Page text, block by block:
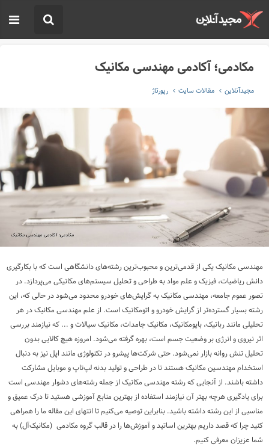
مکادمی؛ آکادمی مهندسی مکانیک
مجیدآنلاین مقالات سایت رپورتاژ
مهندسی مکانیک یکی از قدمی‌ترین و محبوب‌ترین رشته‌های دانشگاهی است که با بکارگیری
دانش ریاضیات، فیزیک و علم مواد به طراحی و تحلیل سیستم‌های مکانیکی می‌پردازد. در
تصور عموم جامعه، مهندسی مکانیک به گرایش‌های خودرو محدود می‌شود در حالی که، این
رشته بسیار گسترده‌تر از گرایش خودرو و اتومکانیک است. از علم مهندسی مکانیک در هر
تحلیلی مانند رباتیک، بایومکانیک، مکانیک جامدات، مکانیک سیالات و ... که نیازمند بررسی
اثر نیروی و انرژی بر وضعیت جسم است، بهره گرفته می‌شود. امروزه هیچ کالایی بدون
تحلیل تنش روانه بازار نمی‌شود. حتی شرکت‌ها پیشرو در تکنولوژی مانند اپل نیز به دنبال
استخدام مهندسین مکانیک هستند تا در طراحی و تولید بدنه لپ‌تاپ و موبایل مشارکت
داشته باشند. از آنجایی که رشته مهندسی مکانیک از جمله رشته‌های دشوار مهندسی است
برای یادگیری هرچه بهتر آن نیازمند استفاده از بهترین منابع آموزشی هستید تا درک عمیق و
مناسبی از این رشته داشته باشید. بنابراین توصیه می‌کنیم تا انتهای این مقاله ما را همراهی
کنید چرا که قصد داریم بهترین اساتید و آموزش‌ها را در قالب گروه مکادمی (مکانیک‌آل) به
شما عزیزان معرفی کنیم.